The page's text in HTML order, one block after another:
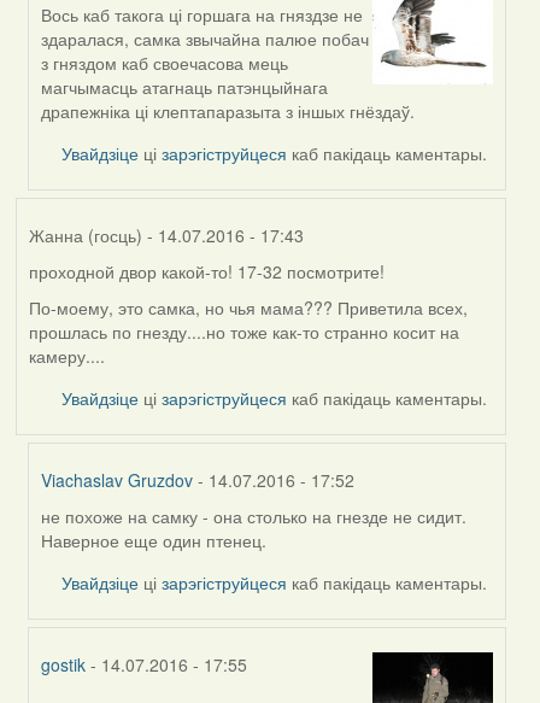
In
reply
to
by
Дарья
Вось каб такога ці горшага на гняздзе не
здаралася, самка звычайна палюе побач
з гняздом каб своечасова мець
магчымасць атагнаць патэнцыйнага
драпежніка ці клептапаразыта з іншых гнёздаў.
Увайдзіце цізарэгіструйцеся каб пакідаць каментары.
Жанна (госць) - 14.07.2016 - 17:43
проходной двор какой-то! 17-32 посмотрите!
По-моему, это самка, но чья мама??? Приветила всех,
прошлась по гнезду....но тоже как-то странно косит на
камеру....
Увайдзіце цізарэгіструйцеся каб пакідаць каментары.
Viachaslav Gruzdov - 14.07.2016 - 17:52
In
reply
Жанна
не похоже на самку - она столько на гнезде не сидит.
Наверное еще один птенец.
Увайдзіце цізарэгіструйцеся каб пакідаць каментары.
gostik - 14.07.2016 - 17:55